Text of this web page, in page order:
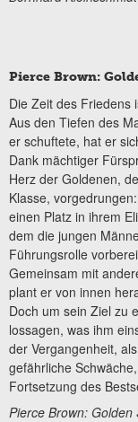
Pierce Brown:
Die Zeit des Friedens
Aus den Tiefen des
er schuftete, hat er
Dank mächtiger
Herz der Goldenen,
Klasse,
einen Platz in ihrem
dem die jungen
Führungsrolle
Gemeinsam mit
plant er von innen
Doch um sein Ziel zu
lossagen, was ihm
der Vergangenheit,
gefährliche
Fortsetzung des
Pierce Brown: Golden